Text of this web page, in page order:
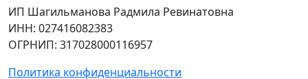
ИП Шагильманова Радмила Ревинатовна
ИНН: 027416082383
ОГРНИП: 317028000116957
Политика конфиденциальности